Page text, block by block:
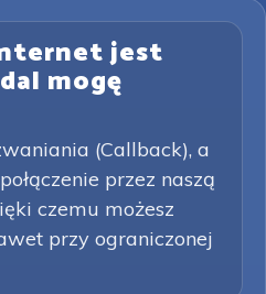
jest
mogę
(Callback), a
przez naszą
czemu możesz
przy ograniczonej